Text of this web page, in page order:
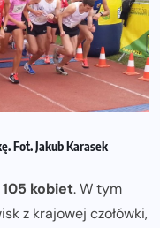
Fot. Jakub Karasek
105 kobiet. W tym
z krajowej czołówki,